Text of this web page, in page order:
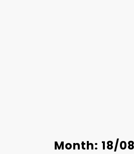
Month: 18/